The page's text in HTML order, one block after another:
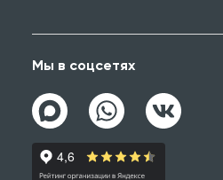
Мы в соцсетях